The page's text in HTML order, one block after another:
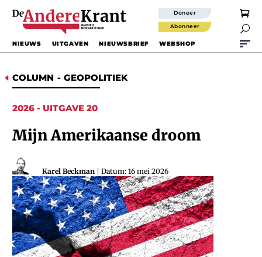
Doneer
Abonneer 
NIEUWS UITGAVEN NIEUWSBRIEF WEBSHOP
D COLUMN - GEOPOLITIEK
2026 - UITGAVE 20
Mijn Amerikaanse droom
Karel Beckman | Datum: 16 mei 2026